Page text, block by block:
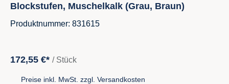
Blockstufen, Muschelkalk (Grau, Braun)
Produktnummer: 831615
172,55 €* / Stück
Preise inkl. MwSt. zzgl. Versandkosten